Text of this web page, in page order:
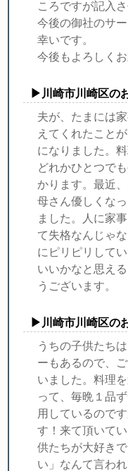
ころですが記入
今後の御社のサ
幸いです。
今後もよろしくお
▶川崎市川崎区の
夫が、たまには
えてくれたこと
になりました。
どれかひとつで
かります。最近
母さん優しくな
ました。人に家
て失格なんじゃ
にピリピリして
いいかなと思え
うございます。
▶川崎市川崎区の
うちの子供たち
ーもあるので、
いました。料理
って、毎晩１品
用しているので
す！来て頂いて
供たちが大好き
い」なんて言わ